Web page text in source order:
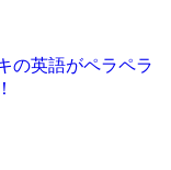
の英語がペラペラ